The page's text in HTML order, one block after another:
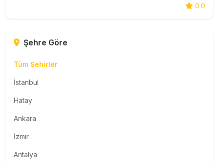
0.0
Şehre Göre
Tüm Şehirler
İstanbul
Hatay
Ankara
İzmir
Antalya